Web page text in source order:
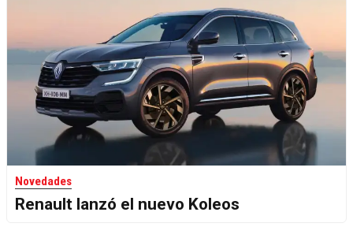
Novedades
Renault lanzó el nuevo Koleos